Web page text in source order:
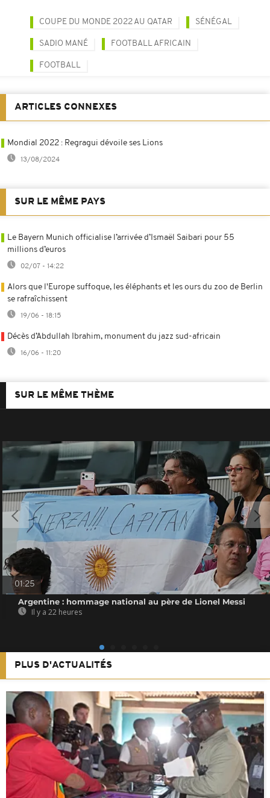
COUPE DU MONDE 2022 AU QATAR SÉNÉGAL
SADIO MANÉ FOOTBALL AFRICAIN
FOOTBALL
ARTICLES CONNEXES
Mondial 2022 : Regragui dévoile ses Lions
13/08/2024
SUR LE MÊME PAYS
Le Bayern Munich officialise l’arrivée d’Ismaël Saibari pour 55
millions d’euros
02/07 - 14:22
Alors que l'Europe suffoque, les éléphants et les ours du zoo de Berlin
se rafraîchissent
19/06 - 18:15
Décès d’Abdullah Ibrahim, monument du jazz sud-africain
16/06 - 11:20
SUR LE MÊME THÈME
01:25
Argentine : hommage national au père de Lionel Messi
Il y a 22 heures
PLUS D'ACTUALITÉS